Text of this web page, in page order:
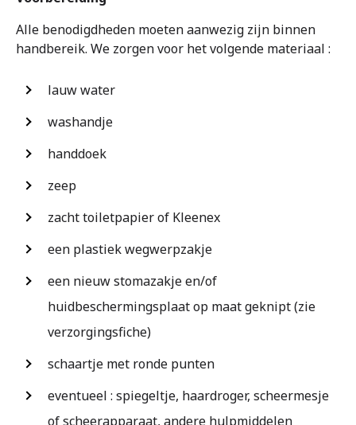
Alle benodigdheden moeten aanwezig zijn binnen
handbereik. We zorgen voor het volgende materiaal :
lauw water
washandje
handdoek
zeep
zacht toiletpapier of Kleenex
een plastiek wegwerpzakje
een nieuw stomazakje en/of
huidbeschermingsplaat op maat geknipt (zie
verzorgingsfiche)
schaartje met ronde punten
eventueel : spiegeltje, haardroger, scheermesje
of scheerapparaat, andere hulpmiddelen